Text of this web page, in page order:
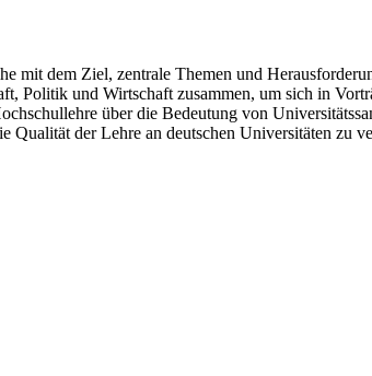
mit dem Ziel, zentrale Themen und
Politik und Wirtschaft zusammen, um sich in
über die Bedeutung von
der Lehre an deutschen Universitäten zu